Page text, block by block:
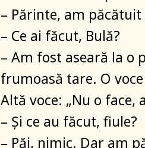
– Părinte, am
– Ce ai făcut, Bulă?
– Am fost aseară la o
frumoasă tare. O
Altă voce: „Nu o face,
– Și ce au făcut, fiule?
– Păi, nimic. Dar am